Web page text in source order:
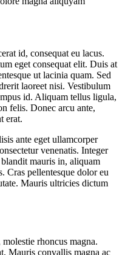
id, consequat eu lacus.
eget consequat elit. Duis at
ut lacinia quam. Sed
laoreet nisi. Vestibulum
id. Aliquam tellus ligula,
felis. Donec arcu ante,
erat.
ante eget ullamcorper
venenatis. Integer
mauris in, aliquam
Cras pellentesque dolor eu
Mauris ultricies dictum
rhoncus magna.
Mauris convallis magna ac